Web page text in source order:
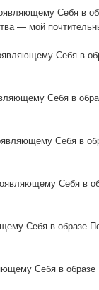
Себя в
— мой
Себя в
Себя в
Себя в
Себя в
Себя в образе
Себя в